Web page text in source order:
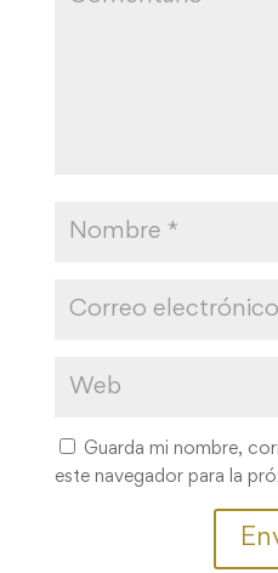
Guarda mi nombre,
este navegador para la